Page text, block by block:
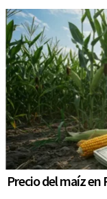
Precio del maíz en